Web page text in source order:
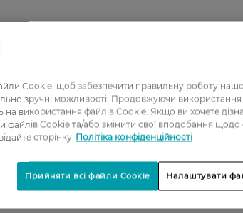
Cookie, щоб забезпечити правильну роботу
зручні можливості. Продовжуючи
на використання файлів Cookie. Якщо ви хочете
файлів Cookie та/або змінити свої вподобання щодо
сторінку Політіка конфіденційності
Налаштувати
Прийняти всі файли Cookie